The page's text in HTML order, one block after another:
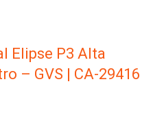
Elipse P3 Alta
– GVS | CA-29416